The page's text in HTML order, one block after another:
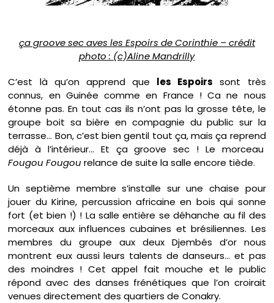
ça groove sec aves les Espoirs de Corinthie – crédit
photo : (c)Aline Mandrilly
C’est là qu’on apprend que les Espoirs sont très
connus, en Guinée comme en France ! Ca ne nous
étonne pas. En tout cas ils n’ont pas la grosse tête, le
groupe boit sa bière en compagnie du public sur la
terrasse… Bon, c’est bien gentil tout ça, mais ça reprend
déjà à l’intérieur… Et ça groove sec ! Le morceau
Fougou Fougou relance de suite la salle encore tiède.
Un septième membre s’installe sur une chaise pour
jouer du Kirine, percussion africaine en bois qui sonne
fort (et bien !) ! La salle entière se déhanche au fil des
morceaux aux influences cubaines et brésiliennes. Les
membres du groupe aux deux Djembés d’or nous
montrent eux aussi leurs talents de danseurs… et pas
des moindres ! Cet appel fait mouche et le public
répond avec des danses frénétiques que l’on croirait
venues directement des quartiers de Conakry.